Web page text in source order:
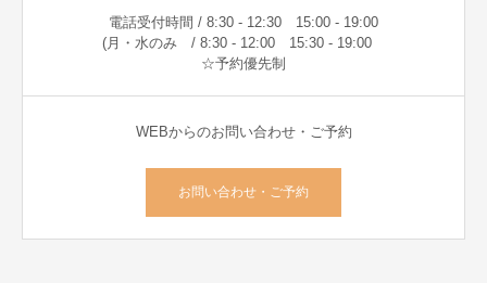
電話受付時間 / 8:30 - 12:30 15:00 - 19:00
(月・水のみ / 8:30 - 12:00 15:30 - 19:00
☆予約優先制
WEBからのお問い合わせ・ご予約
お問い合わせ・ご予約